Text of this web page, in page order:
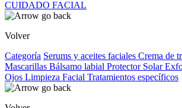
CUIDADO FACIAL
Volver
Categoría Serums y aceites faciales Crema de
Mascarillas Bálsamo labial Protector Solar
Ojos Limpieza Facial Tratamientos específicos